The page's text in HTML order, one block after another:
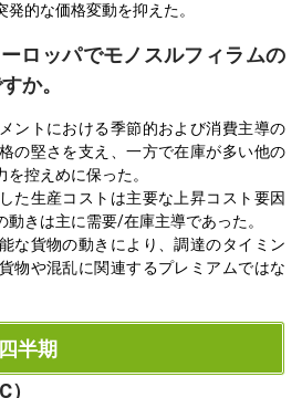
的な価格変動を抑えた。
ロッパでモノスルフィラムの
か。
ントにおける季節的および消費主導の
の堅さを支え、一方で在庫が多い他の
控えめに保った。
た生産コストは主要な上昇コスト要因
きは主に需要/在庫主導であった。
な貨物の動きにより、調達のタイミン
物や混乱に関連するプレミアムではな
半期